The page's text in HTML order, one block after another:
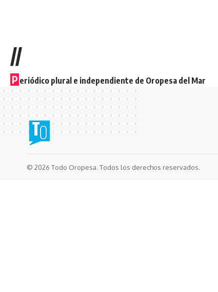
//
P eriódico plural e independiente de Oropesa del Mar
© 2026 Todo Oropesa. Todos los derechos reservados.